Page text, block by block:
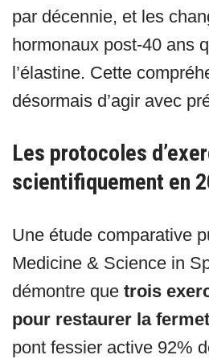
par décennie, et les
hormonaux post-40 ans
l’élastine. Cette
désormais d’agir avec
Les protocoles
scientifiquement en
Une étude comparative
Medicine & Science in
démontre que trois
pour restaurer la
pont fessier active 92%